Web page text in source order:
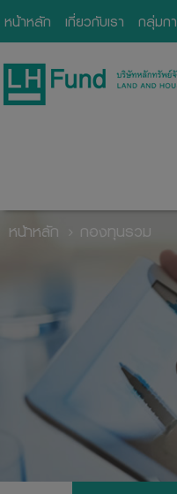
หน้าหลัก เกี่ยวกับเรา กลุ่มก
หน้าหลัก กองทุนรวม